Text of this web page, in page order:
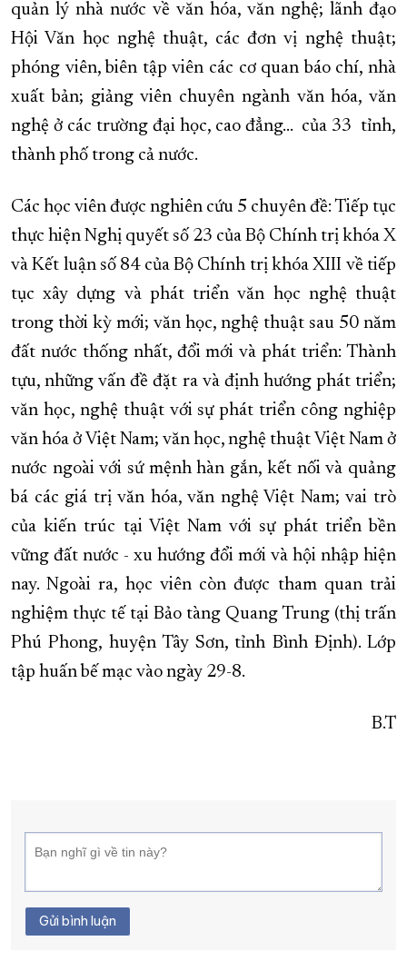
quản lý nhà nước về văn hóa, văn nghệ; lãnh đạo
Hội Văn học nghệ thuật, các đơn vị nghệ thuật;
phóng viên, biên tập viên các cơ quan báo chí, nhà
xuất bản; giảng viên chuyên ngành văn hóa, văn
nghệ ở các trường đại học, cao đẳng… của 33 tỉnh,
thành phố trong cả nước.
Các học viên được nghiên cứu 5 chuyên đề: Tiếp tục
thực hiện Nghị quyết số 23 của Bộ Chính trị khóa X
và Kết luận số 84 của Bộ Chính trị khóa XIII về tiếp
tục xây dựng và phát triển văn học nghệ thuật
trong thời kỳ mới; văn học, nghệ thuật sau 50 năm
đất nước thống nhất, đổi mới và phát triển: Thành
tựu, những vấn đề đặt ra và định hướng phát triển;
văn học, nghệ thuật với sự phát triển công nghiệp
văn hóa ở Việt Nam; văn học, nghệ thuật Việt Nam ở
nước ngoài với sứ mệnh hàn gắn, kết nối và quảng
bá các giá trị văn hóa, văn nghệ Việt Nam; vai trò
của kiến trúc tại Việt Nam với sự phát triển bền
vững đất nước - xu hướng đổi mới và hội nhập hiện
nay. Ngoài ra, học viên còn được tham quan trải
nghiệm thực tế tại Bảo tàng Quang Trung (thị trấn
Phú Phong, huyện Tây Sơn, tỉnh Bình Định). Lớp
tập huấn bế mạc vào ngày 29-8.
B.T
Gửi bình luận